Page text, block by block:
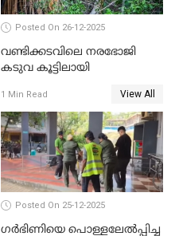
Posted On 26-12-2025
വണ്ടിക്കടവിലെ നരഭോജി
കടുവ കൂട്ടിലായി
1 Min Read View All
Posted On 25-12-2025
ഗര്‍ഭിണിയെ പൊള്ളലേല്‍പ്പിച്ച